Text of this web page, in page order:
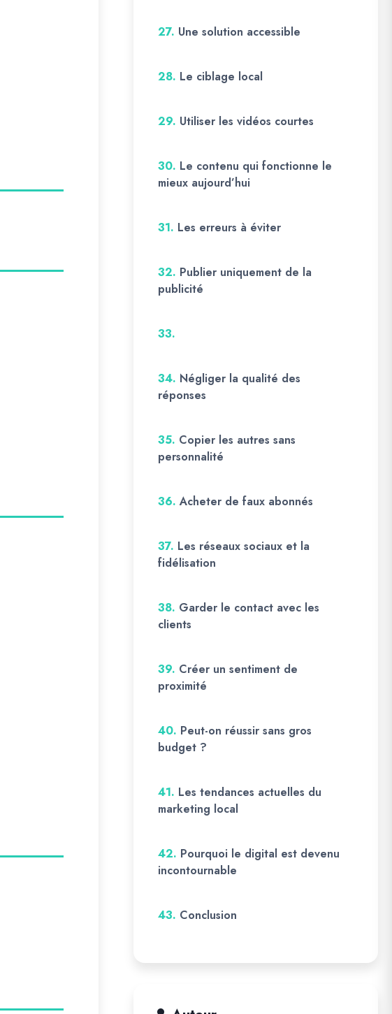
27. Une solution accessible
28. Le ciblage local
29. Utiliser les vidéos courtes
30. Le contenu qui fonctionne le
mieux aujourd’hui
31. Les erreurs à éviter
32. Publier uniquement de la
publicité
33.
34. Négliger la qualité des
réponses
35. Copier les autres sans
personnalité
36. Acheter de faux abonnés
37. Les réseaux sociaux et la
fidélisation
38. Garder le contact avec les
clients
39. Créer un sentiment de
proximité
40. Peut-on réussir sans gros
budget ?
41. Les tendances actuelles du
marketing local
42. Pourquoi le digital est devenu
incontournable
43. Conclusion